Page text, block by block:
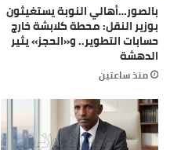
بالصور…أهالي النوبة يستغيثون
بوزير النقل: محطة كلابشة خارج
حسابات التطوير.. و«الحجز» يثير
الدهشة
منذ ساعتين